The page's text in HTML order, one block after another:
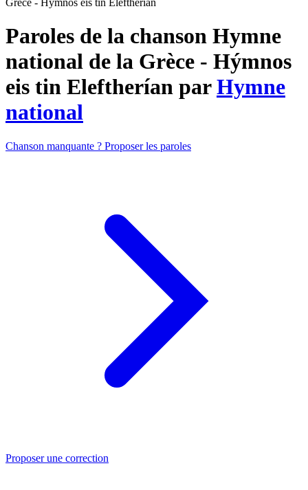
Grèce - Hýmnos eis tin Eleftherían
Paroles de la chanson Hymne
national de la Grèce - Hýmnos
eis tin Eleftherían parHymne
national
Chanson manquante ? Proposer les paroles
Proposer une correction